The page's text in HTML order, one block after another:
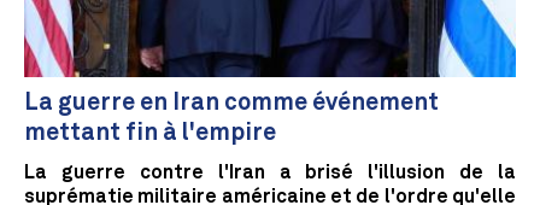
La guerre en Iran comme événement
mettant fin à l'empire
La guerre contre l'Iran a brisé l'illusion de la
suprématie militaire américaine et de l'ordre qu'elle